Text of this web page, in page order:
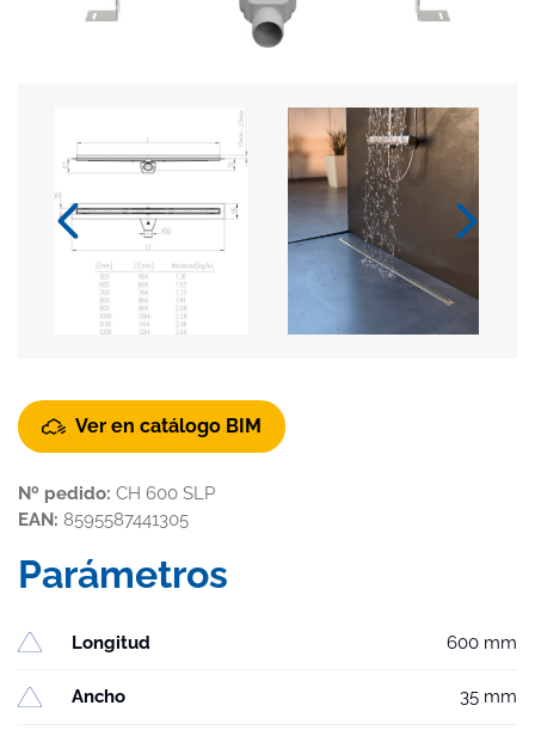
Ver en catálogo BIM
Nº pedido: CH 600 SLP
EAN: 8595587441305
Parámetros
Longitud 600 mm
Ancho 35 mm